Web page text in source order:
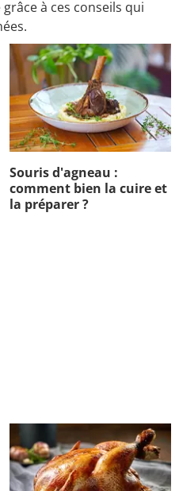
à ces conseils qui
Souris d'agneau :
comment bien la cuire et
la préparer ?